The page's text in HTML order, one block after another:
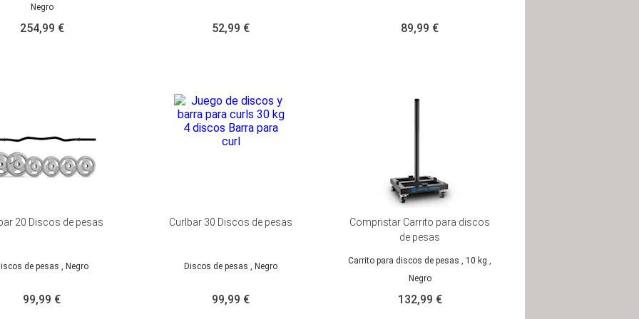
Negro
254,99 € 52,99 € 89,99 €
20 Discos de pesas
de pesas , Negro
99,99 €
Curlbar 30 Discos de pesas
Discos de pesas , Negro
99,99 €
Compristar Carrito para discos
de pesas
Carrito para discos de pesas , 10 kg ,
Negro
132,99 €